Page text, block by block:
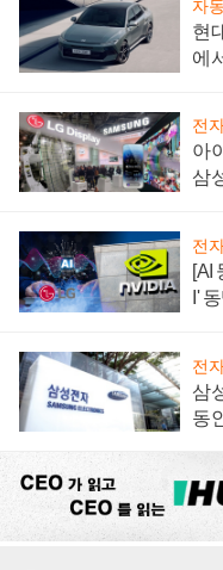
자
현
에
전
아
삼
전
[AI
I'
전
삼
동